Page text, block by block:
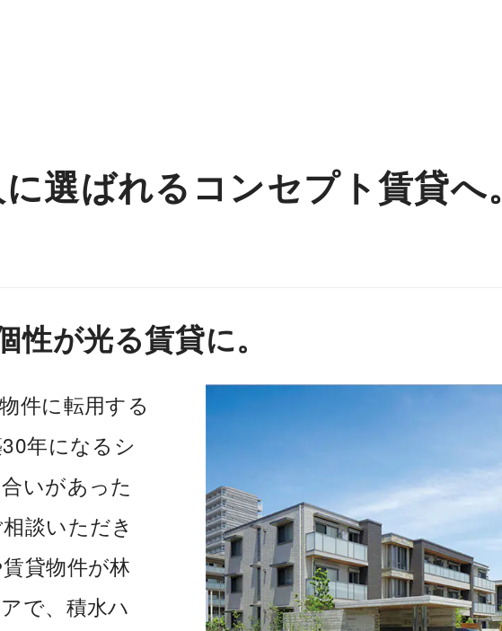
選ばれるコンセプト賃貸へ。
が光る賃貸に。
件に転用する
年になるシ
いがあった
談いただき
貸物件が林
で、積水ハ